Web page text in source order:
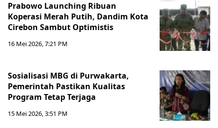
Prabowo Launching Ribuan
Koperasi Merah Putih, Dandim Kota
Cirebon Sambut Optimistis
16 Mei 2026, 7:21 PM
Sosialisasi MBG di Purwakarta,
Pemerintah Pastikan Kualitas
Program Tetap Terjaga
15 Mei 2026, 3:51 PM